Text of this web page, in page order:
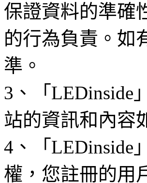
保證資料的準確
的行為負責。如
準。
3、「LEDinside
站的資訊和內容
4、「LEDinside
權，您註冊的用